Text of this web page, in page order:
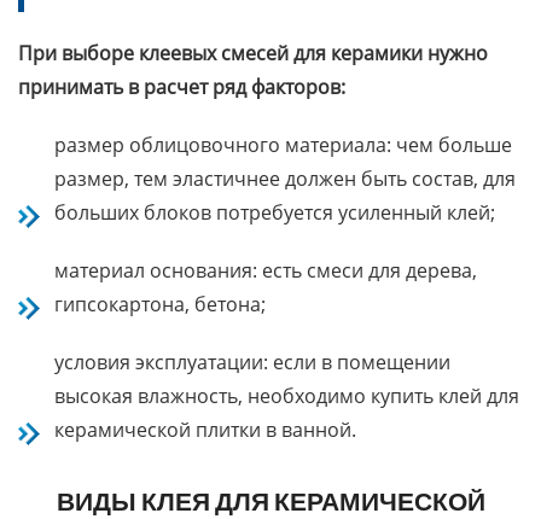
При выборе клеевых смесей для керамики нужно
принимать в расчет ряд факторов:
размер облицовочного материала: чем больше
размер, тем эластичнее должен быть состав, для
больших блоков потребуется усиленный клей;
материал основания: есть смеси для дерева,
гипсокартона, бетона;
условия эксплуатации: если в помещении
высокая влажность, необходимо купить клей для
керамической плитки в ванной.
ВИДЫ КЛЕЯ ДЛЯ КЕРАМИЧЕСКОЙ